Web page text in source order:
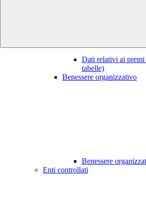
Dati relativi ai
tabelle)
Benessere organizzativo
Benessere
Enti controllati